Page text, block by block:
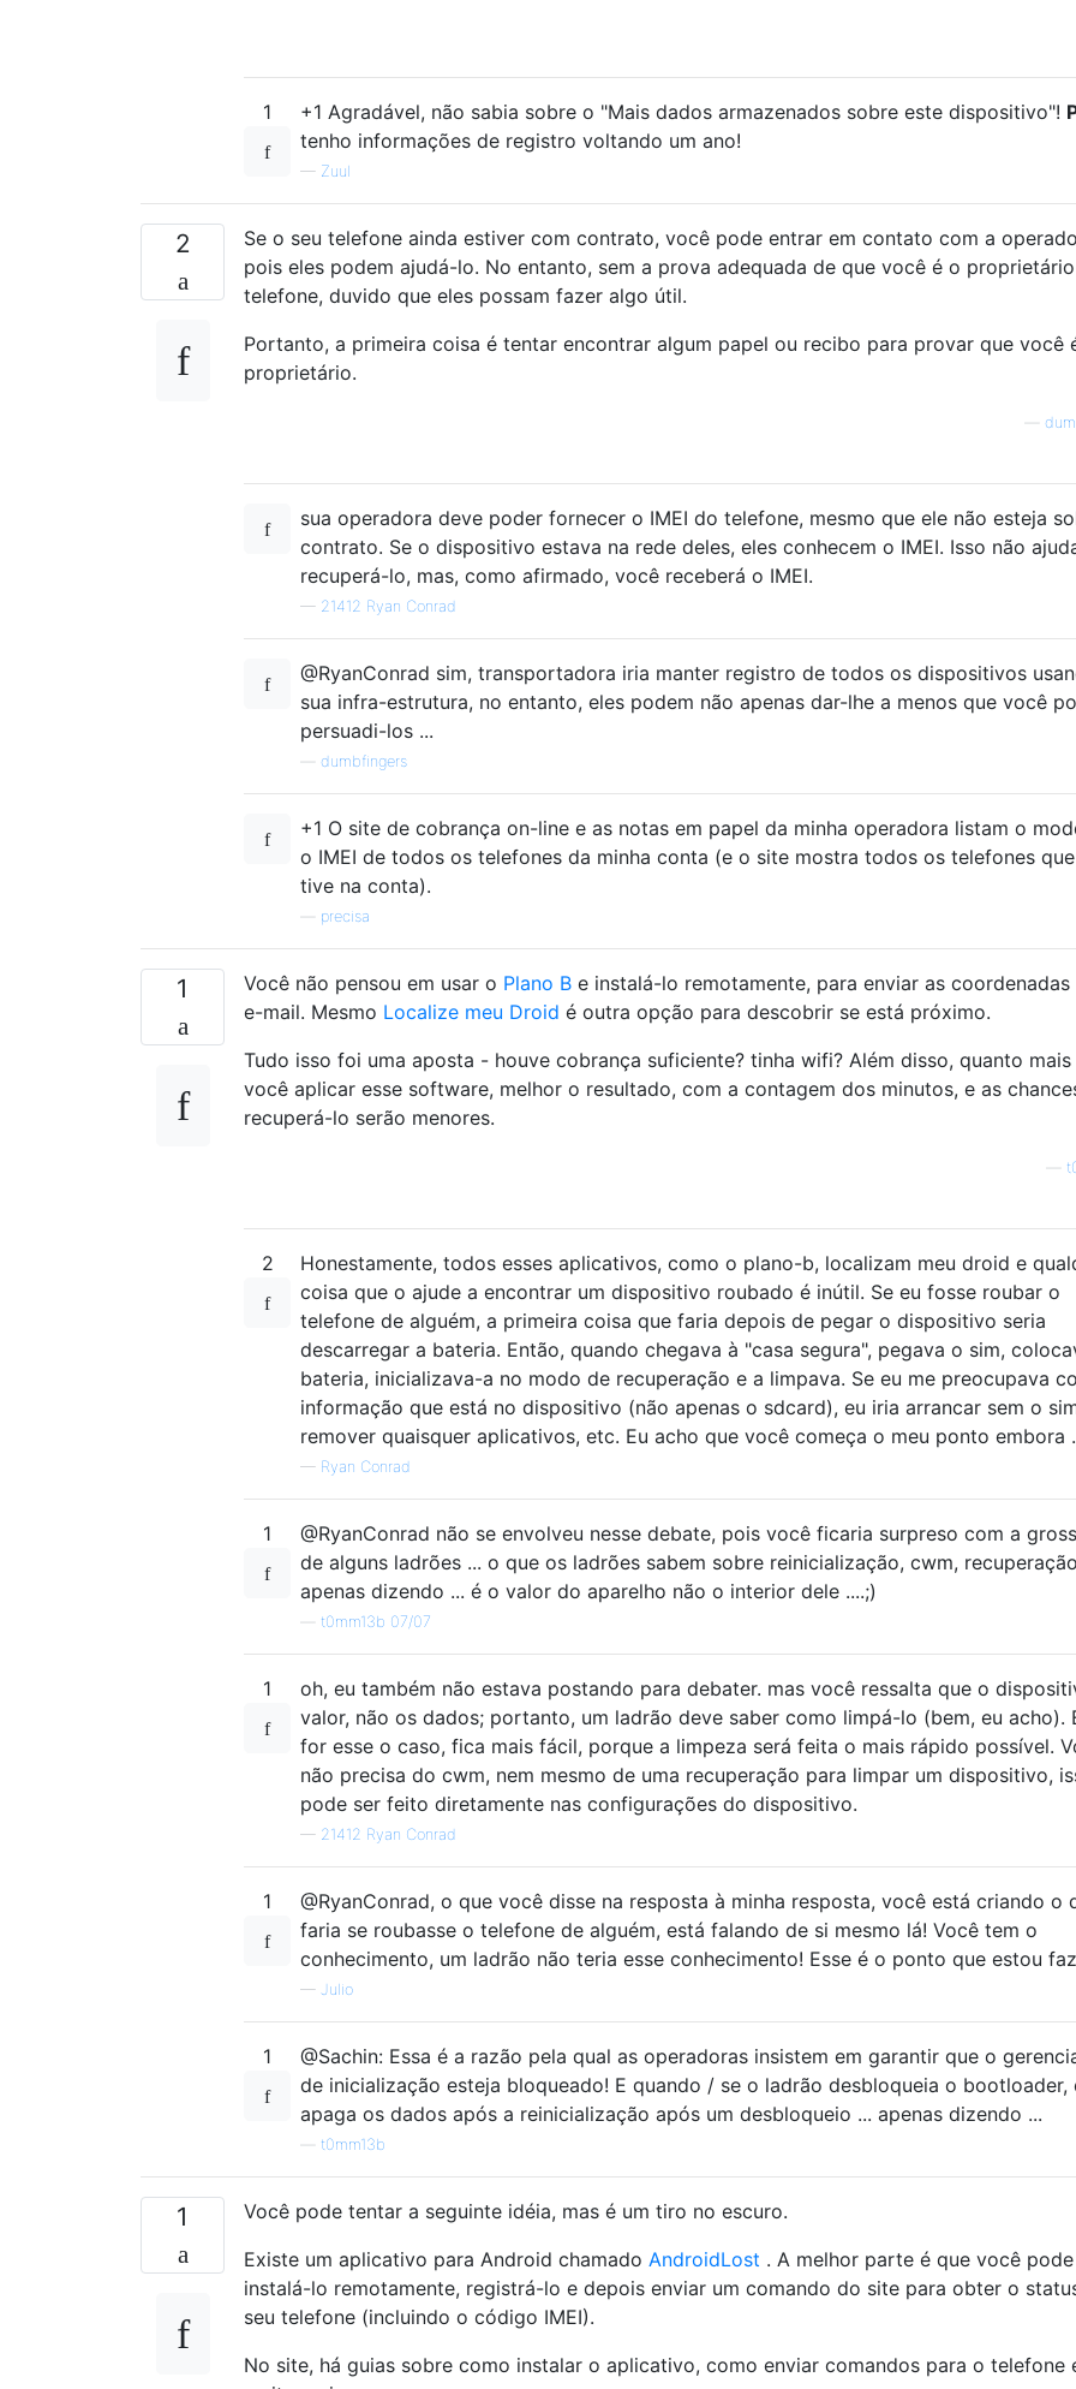
1 +1 Agradável, não sabia sobre o "Mais dados armazenados sobre este dispositivo"!
tenho informações de registro voltando um ano!
— Zuul
2
Se o seu telefone ainda estiver com contrato, você pode entrar em contato com a
pois eles podem ajudá-lo. No entanto, sem a prova adequada de que você é o
telefone, duvido que eles possam fazer algo útil.
Portanto, a primeira coisa é tentar encontrar algum papel ou recibo para provar que você
proprietário.
sua operadora deve poder fornecer o IMEI do telefone, mesmo que ele não esteja
contrato. Se o dispositivo estava na rede deles, eles conhecem o IMEI. Isso não
recuperá-lo, mas, como afirmado, você receberá o IMEI.
— 21412 Ryan Conrad
@RyanConrad sim, transportadora iria manter registro de todos os dispositivos
sua infra-estrutura, no entanto, eles podem não apenas dar-lhe a menos que você
persuadi-los ...
dumbfingers
+1 O site de cobrança on-line e as notas em papel da minha operadora listam o
o IMEI de todos os telefones da minha conta (e o site mostra todos os telefones
tive na conta).
precisa
1 Você não pensou em usar o Plano B e instalá-lo remotamente, para enviar as
e-mail. Mesmo Localize meu Droid é outra opção para descobrir se está próximo.
Tudo isso foi uma aposta - houve cobrança suficiente? tinha wifi? Além disso, quanto
você aplicar esse software, melhor o resultado, com a contagem dos minutos, e as
recuperá-lo serão menores.
2
Honestamente, todos esses aplicativos, como o plano-b, localizam meu droid e
coisa que o ajude a encontrar um dispositivo roubado é inútil. Se eu fosse roubar o
telefone de alguém, a primeira coisa que faria depois de pegar o dispositivo seria
descarregar a bateria. Então, quando chegava à "casa segura", pegava o sim,
bateria, inicializava-a no modo de recuperação e a limpava. Se eu me preocupava
informação que está no dispositivo (não apenas o sdcard), eu iria arrancar sem o
remover quaisquer aplicativos, etc. Eu acho que você começa o meu ponto embora
— Ryan Conrad
1
@RyanConrad não se envolveu nesse debate, pois você ficaria surpreso com a
de alguns ladrões ... o que os ladrões sabem sobre reinicialização, cwm,
apenas dizendo ... é o valor do aparelho não o interior dele ....;)
t0mm13b 07/07
1
oh, eu também não estava postando para debater. mas você ressalta que o
valor, não os dados; portanto, um ladrão deve saber como limpá-lo (bem, eu acho).
for esse o caso, fica mais fácil, porque a limpeza será feita o mais rápido possível.
não precisa do cwm, nem mesmo de uma recuperação para limpar um dispositivo,
pode ser feito diretamente nas configurações do dispositivo.
— 21412 Ryan Conrad
1
@RyanConrad, o que você disse na resposta à minha resposta, você está criando o
faria se roubasse o telefone de alguém, está falando de si mesmo lá! Você tem o
conhecimento, um ladrão não teria esse conhecimento! Esse é o ponto que estou
— Julio
1
@Sachin: Essa é a razão pela qual as operadoras insistem em garantir que o
de inicialização esteja bloqueado! E quando / se o ladrão desbloqueia o bootloader,
apaga os dados após a reinicialização após um desbloqueio ... apenas dizendo ...
t0mm13b
1
Você pode tentar a seguinte idéia, mas é um tiro no escuro.
Existe um aplicativo para Android chamado AndroidLost . A melhor parte é que você pode
instalá-lo remotamente, registrá-lo e depois enviar um comando do site para obter o
seu telefone (incluindo o código IMEI).
No site, há guias sobre como instalar o aplicativo, como enviar comandos para o telefone